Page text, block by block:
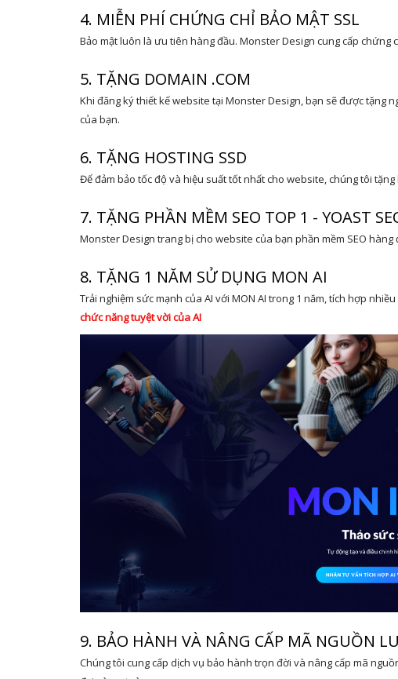
4. MIỄN PHÍ CHỨNG CHỈ BẢO MẬT SSL
Bảo mật luôn là ưu tiên hàng đầu. Monster Design cung cấp chứng
5. TẶNG DOMAIN .COM
Khi đăng ký thiết kế website tại Monster Design, bạn sẽ được tặng
của bạn.
6. TẶNG HOSTING SSD
Để đảm bảo tốc độ và hiệu suất tốt nhất cho website, chúng tôi
7. TẶNG PHẦN MỀM SEO TOP 1 - YOAST
Monster Design trang bị cho website của bạn phần mềm SEO
8. TẶNG 1 NĂM SỬ DỤNG MON AI
Trải nghiệm sức mạnh của AI với MON AI trong 1 năm, tích hợp
chức năng tuyệt vời của AI
9. BẢO HÀNH VÀ NÂNG CẤP MÃ NGUỒN
Chúng tôi cung cấp dịch vụ bảo hành trọn đời và nâng cấp mã